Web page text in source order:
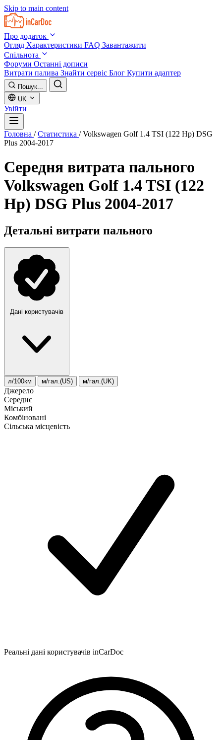
Skip to main content
Про додаток
Огляд Характеристики FAQ Завантажити
Спільнота
Форуми Останні дописи
Витрати палива Знайти сервіс Блог Купити адаптер
Пошук...
UK
Увійти
Головна / Статистика / Volkswagen Golf 1.4 TSI (122 Hp) DSG
Plus 2004-2017
Середня витрата пального
Volkswagen Golf 1.4 TSI (122
Hp) DSG Plus 2004-2017
Детальні витрати пального
Дані користувачів
л/100км м/гал.(US) м/гал.(UK)
Джерело
Середнє
Міський
Комбіновані
Сільська місцевість
Реальні дані користувачів inCarDoc